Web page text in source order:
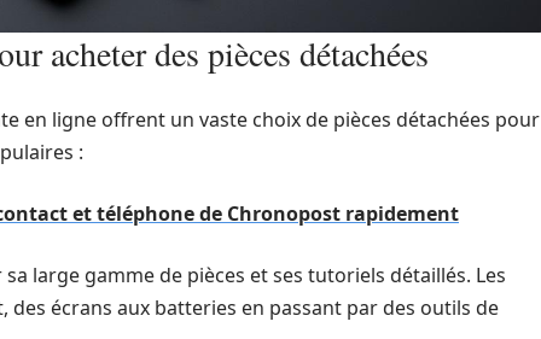
acheter des pièces détachées
en ligne offrent un vaste choix de pièces détachées pour
:
et téléphone de Chronopost rapidement
large gamme de pièces et ses tutoriels détaillés. Les
écrans aux batteries en passant par des outils de